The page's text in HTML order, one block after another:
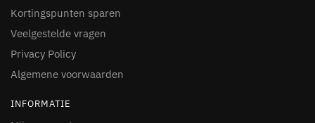
Kortingspunten sparen
Veelgestelde vragen
Privacy Policy
Algemene voorwaarden
INFORMATIE